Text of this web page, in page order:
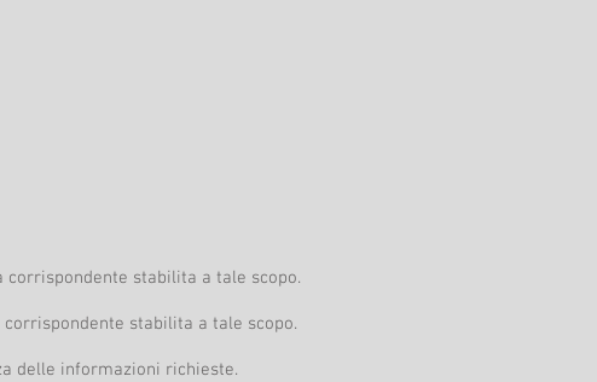
stabilita a tale scopo.
stabilita a tale scopo.
delle informazioni richieste.